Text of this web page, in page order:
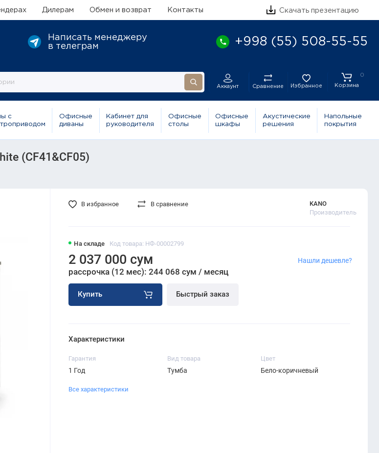
Дилерам Обмен и возврат Контакты Скачать презентацию
Написать менеджеру
в телеграм
+998 (55) 508-55-55
Аккаунт Сравнение Избранное
0
Корзина
с
Офисные
диваны
Кабинет для
руководителя
Офисные
столы
Офисные
шкафы
Акустические
решения
Напольные
покрытия
(CF41&CF05)
На складе Код товара: НФ-00002799
KANO
Производитель
2 037 000 сум
рассрочка (12 мес): 244 068 сум / месяц
Купить Быстрый заказ
Нашли дешевле?
В избранное В сравнение
Характеристики
Гарантия
1 Год
Вид товара
Тумба
Цвет
Бело-коричневый
Все характеристики